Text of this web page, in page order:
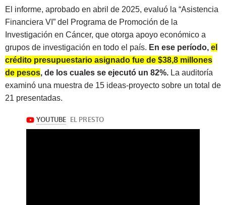
El informe, aprobado en abril de 2025, evaluó la “Asistencia
Financiera VI” del Programa de Promoción de la
Investigación en Cáncer, que otorga apoyo económico a
grupos de investigación en todo el país. En ese período, el
crédito presupuestario asignado fue de $38,8 millones
de pesos, de los cuales se ejecutó un 82%. La auditoría
examinó una muestra de 15 ideas-proyecto sobre un total de
21 presentadas.